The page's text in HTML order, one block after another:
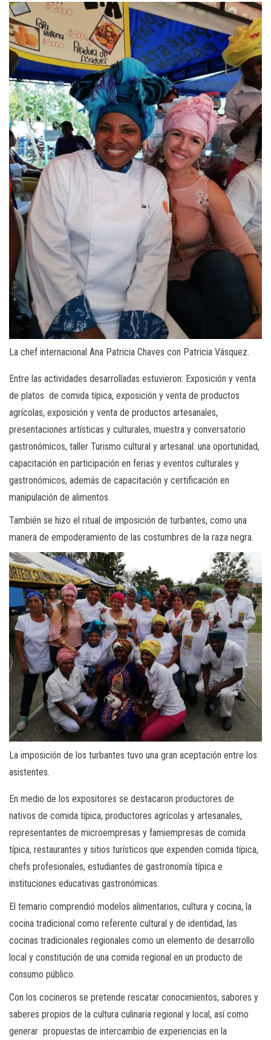
La chef internacional Ana Patricia Chaves con Patricia Vásquez.
Entre las actividades desarrolladas estuvieron: Exposición y venta
de platos de comida típica, exposición y venta de productos
agrícolas, exposición y venta de productos artesanales,
presentaciones artísticas y culturales, muestra y conversatorio
gastronómicos, taller Turismo cultural y artesanal: una oportunidad,
capacitación en participación en ferias y eventos culturales y
gastronómicos, además de capacitación y certificación en
manipulación de alimentos.
También se hizo el ritual de imposición de turbantes, como una
manera de empoderamiento de las costumbres de la raza negra.
La imposición de los turbantes tuvo una gran aceptación entre los
asistentes.
En medio de los expositores se destacaron productores de
nativos de comida típica, productores agrícolas y artesanales,
representantes de microempresas y famiempresas de comida
típica, restaurantes y sitios turísticos que expenden comida típica,
chefs profesionales, estudiantes de gastronomía típica e
instituciones educativas gastronómicas.
El temario comprendió modelos alimentarios, cultura y cocina, la
cocina tradicional como referente cultural y de identidad, las
cocinas tradicionales regionales como un elemento de desarrollo
local y constitución de una comida regional en un producto de
consumo público.
Con los cocineros se pretende rescatar conocimientos, sabores y
saberes propios de la cultura culinaria regional y local, así como
generar propuestas de intercambio de experiencias en la